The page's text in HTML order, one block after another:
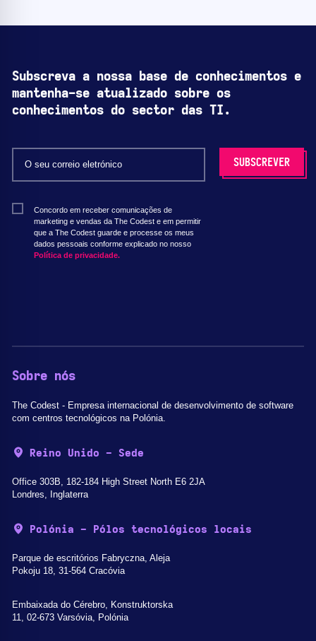
Subscreva a nossa base de conhecimentos e
mantenha-se atualizado sobre os
conhecimentos do sector das TI.
Concordo em receber comunicações de
marketing e vendas da The Codest e em permitir
que a The Codest guarde e processe os meus
dados pessoais conforme explicado no nosso
Política de privacidade.
Sobre nós
The Codest - Empresa internacional de desenvolvimento de software
com centros tecnológicos na Polónia.
Reino Unido - Sede
Office 303B, 182-184 High Street North E6 2JA
Londres, Inglaterra
Polónia - Pólos tecnológicos locais
Parque de escritórios Fabryczna, Aleja
Pokoju 18, 31-564 Cracóvia
Embaixada do Cérebro, Konstruktorska
11, 02-673 Varsóvia, Polónia